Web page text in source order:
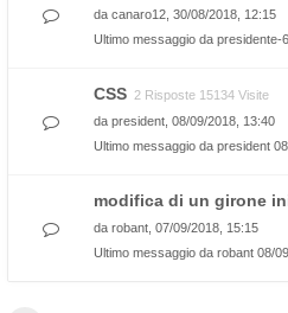
da canaro12 , 30/08/2018, 12:15
Ultimo messaggio da presidente-6
CSS 2 Risposte 15134 Visite
da president , 08/09/2018, 13:40
Ultimo messaggio da president
modifica di un girone
da robant , 07/09/2018, 15:15
Ultimo messaggio da robant 08/